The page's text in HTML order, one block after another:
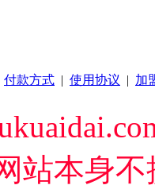
付款方式 | 使用协议 | 加
站本身